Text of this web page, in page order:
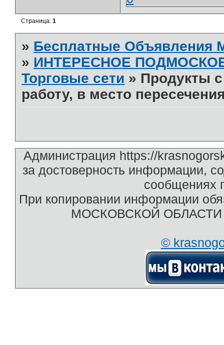
Страница:1
» Бесплатные
» ИНТЕРЕСНОЕ
Торговые сети » Продукты
работу, в место
Администрация https://
за достоверность информации,
сообщениях
При копировании информации
МОСКОВСКОЙ ОБЛАСТИ
©